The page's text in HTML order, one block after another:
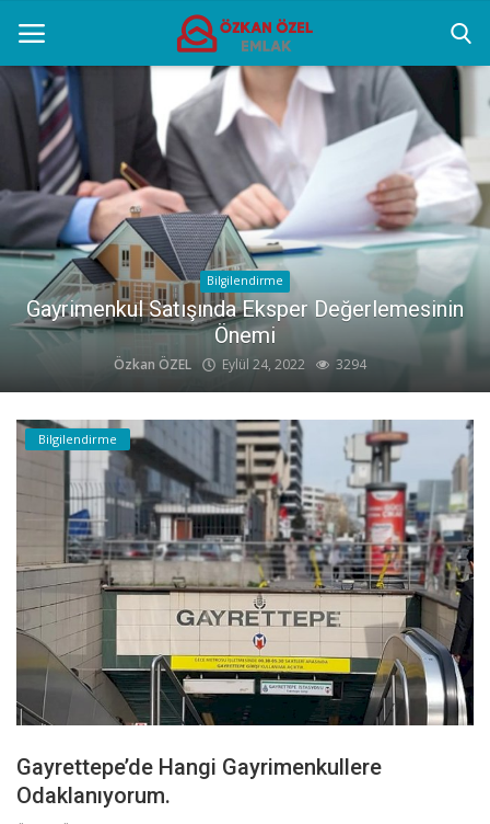
Anasayfa
Popüler Yerler
Gayrettepe Projeler
Genel
Galeri
İletişim
Bilgilendirme
Bölge Uzmanlığının Önemi
Özkan ÖZEL Eylül 24, 2022 2608
Bilgilendirme
Gayrettepe’de Hangi Gayrimenkullere
Odaklanıyorum.